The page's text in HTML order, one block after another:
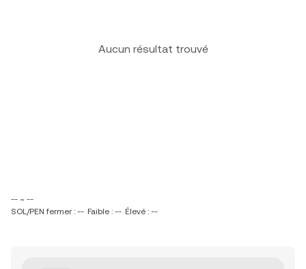
Aucun résultat trouvé
-- ~ --
SOL/PEN fermer : -- Faible : -- Élevé : --